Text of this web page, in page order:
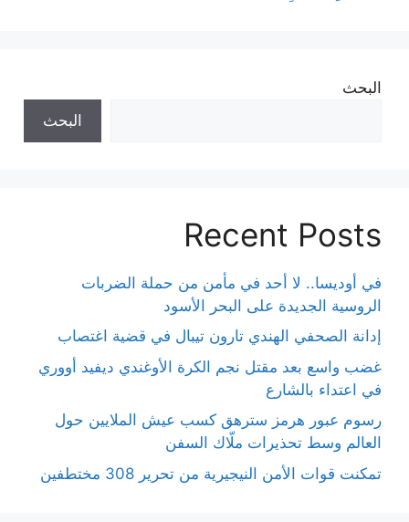
البحث
البحث
Recent Posts
في أوديسا.. لا أحد في مأمن من حملة الضربات
الروسية الجديدة على البحر الأسود
إدانة الصحفي الهندي تارون تيبال في قضية اغتصاب
غضب واسع بعد مقتل نجم الكرة الأوغندي ديفيد أووري
في اعتداء بالشارع
رسوم عبور هرمز سترهق كسب عيش الملايين حول
العالم وسط تحذيرات ملّاك السفن
تمكنت قوات الأمن النيجيرية من تحرير 308 مختطفين